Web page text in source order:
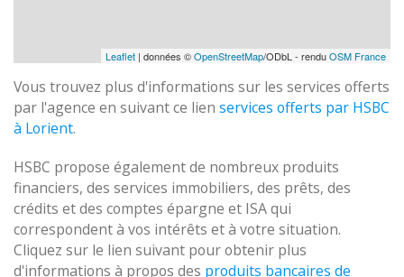
Leaflet | données ©OpenStreetMap/ODbL - renduOSM France
Vous trouvez plus d'informations sur les services offerts
par l'agence en suivant ce lien services offerts par HSBC
à Lorient.
HSBC propose également de nombreux produits
financiers, des services immobiliers, des prêts, des
crédits et des comptes épargne et ISA qui
correspondent à vos intérêts et à votre situation.
Cliquez sur le lien suivant pour obtenir plus
d'informations à propos des produits bancaires de